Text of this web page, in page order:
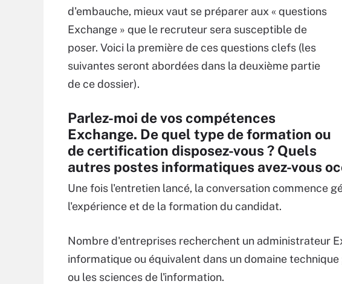
d'embauche, mieux vaut se préparer aux « questions
Exchange » que le recruteur sera susceptible de
poser. Voici la première de ces questions clefs (les
suivantes seront abordées dans la deuxième partie
de ce dossier).
Parlez-moi de vos compétences
Exchange. De quel type de formation ou
de certification disposez-vous ? Quels
autres postes informatiques avez-vous
Une fois l'entretien lancé, la conversation commence
l'expérience et de la formation du candidat.
Nombre d'entreprises recherchent un administrateur
informatique ou équivalent dans un domaine
ou les sciences de l'information.